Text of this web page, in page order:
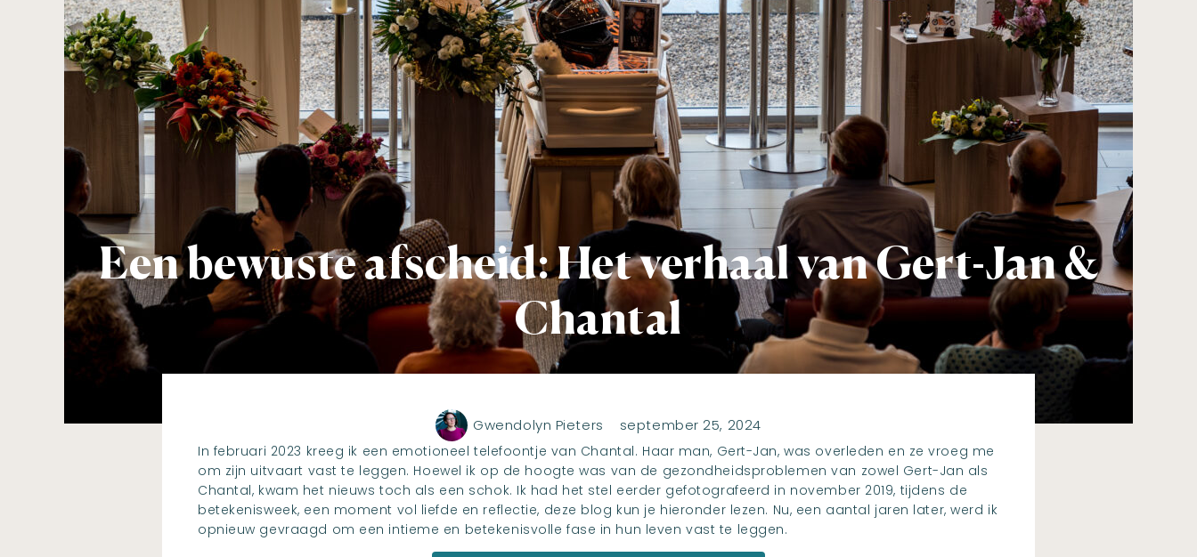
Een bewuste afscheid: Het verhaal van Gert-Jan &
Chantal
Gwendolyn Pieters september 25, 2024
In februari 2023 kreeg ik een emotioneel telefoontje van Chantal. Haar man, Gert-Jan, was overleden en ze vroeg me
om zijn uitvaart vast te leggen. Hoewel ik op de hoogte was van de gezondheidsproblemen van zowel Gert-Jan als
Chantal, kwam het nieuws toch als een schok. Ik had het stel eerder gefotografeerd in november 2019, tijdens de
betekenisweek, een moment vol liefde en reflectie, deze blog kun je hieronder lezen. Nu, een aantal jaren later, werd ik
opnieuw gevraagd om een intieme en betekenisvolle fase in hun leven vast te leggen.